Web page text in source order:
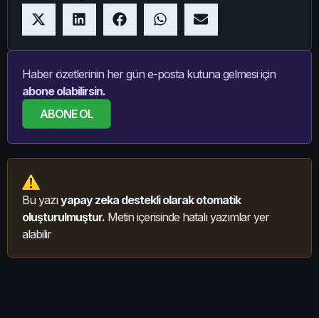
Haber özetlerinin her gün e-posta kutuna gelmesi için
abone olabilirsin.
ABONE OL
Bu yazıyapay zeka destekli olarak otomatik
oluşturulmuştur. Metin içerisinde hatalı yazımlar yer
alabilir